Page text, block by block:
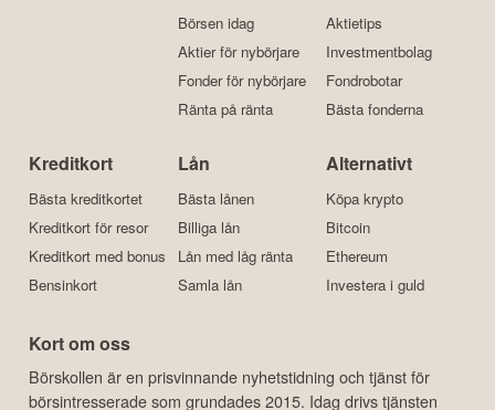
Börsen idag
Aktier för nybörjare
Fonder för nybörjare
Ränta på ränta
Aktietips
Investmentbolag
Fondrobotar
Bästa fonderna
Kreditkort
Bästa kreditkortet
Kreditkort för resor
Kreditkort med bonus
Bensinkort
Lån
Bästa lånen
Billiga lån
Lån med låg ränta
Samla lån
Alternativt
Köpa krypto
Bitcoin
Ethereum
Investera i guld
Kort om oss
Börskollen är en prisvinnande nyhetstidning och tjänst för
börsintresserade som grundades 2015. Idag drivs tjänsten